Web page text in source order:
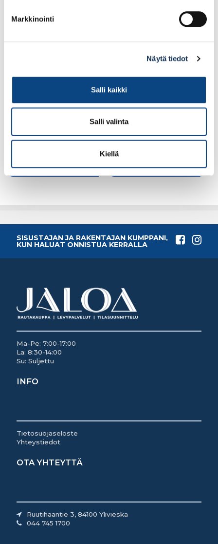
Markkinointi
Näytä tiedot
Salli kaikki
Salli valinta
Kiellä
varatyyny
Lisää tilauskoriin
Yleissivellin 100mm
Lisää tilauskoriin
SISUSTAJAN JA RAKENTAJAN KUMPPANI,
KUN HALUAT ONNISTUA KERRALLA
Ma-Pe: 7:00-17:00
La: 8:30-14:00
Su: Suljettu
INFO
Tietosuojaseloste
Yhteystiedot
OTA YHTEYTTÄ
Ruutihaantie 3, 84100 Ylivieska
044 745 1700